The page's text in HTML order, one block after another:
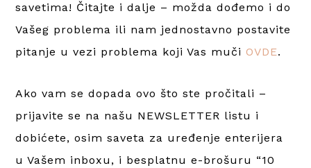
savetima! Čitajte i dalje – možda dođemo i do
Vašeg problema ili nam jednostavno postavite
pitanje u vezi problema koji Vas muči OVDE.
Ako vam se dopada ovo što ste pročitali –
prijavite se na našu NEWSLETTER listu i
dobićete, osim saveta za uređenje enterijera
u Vašem inboxu, i besplatnu e-brošuru “10